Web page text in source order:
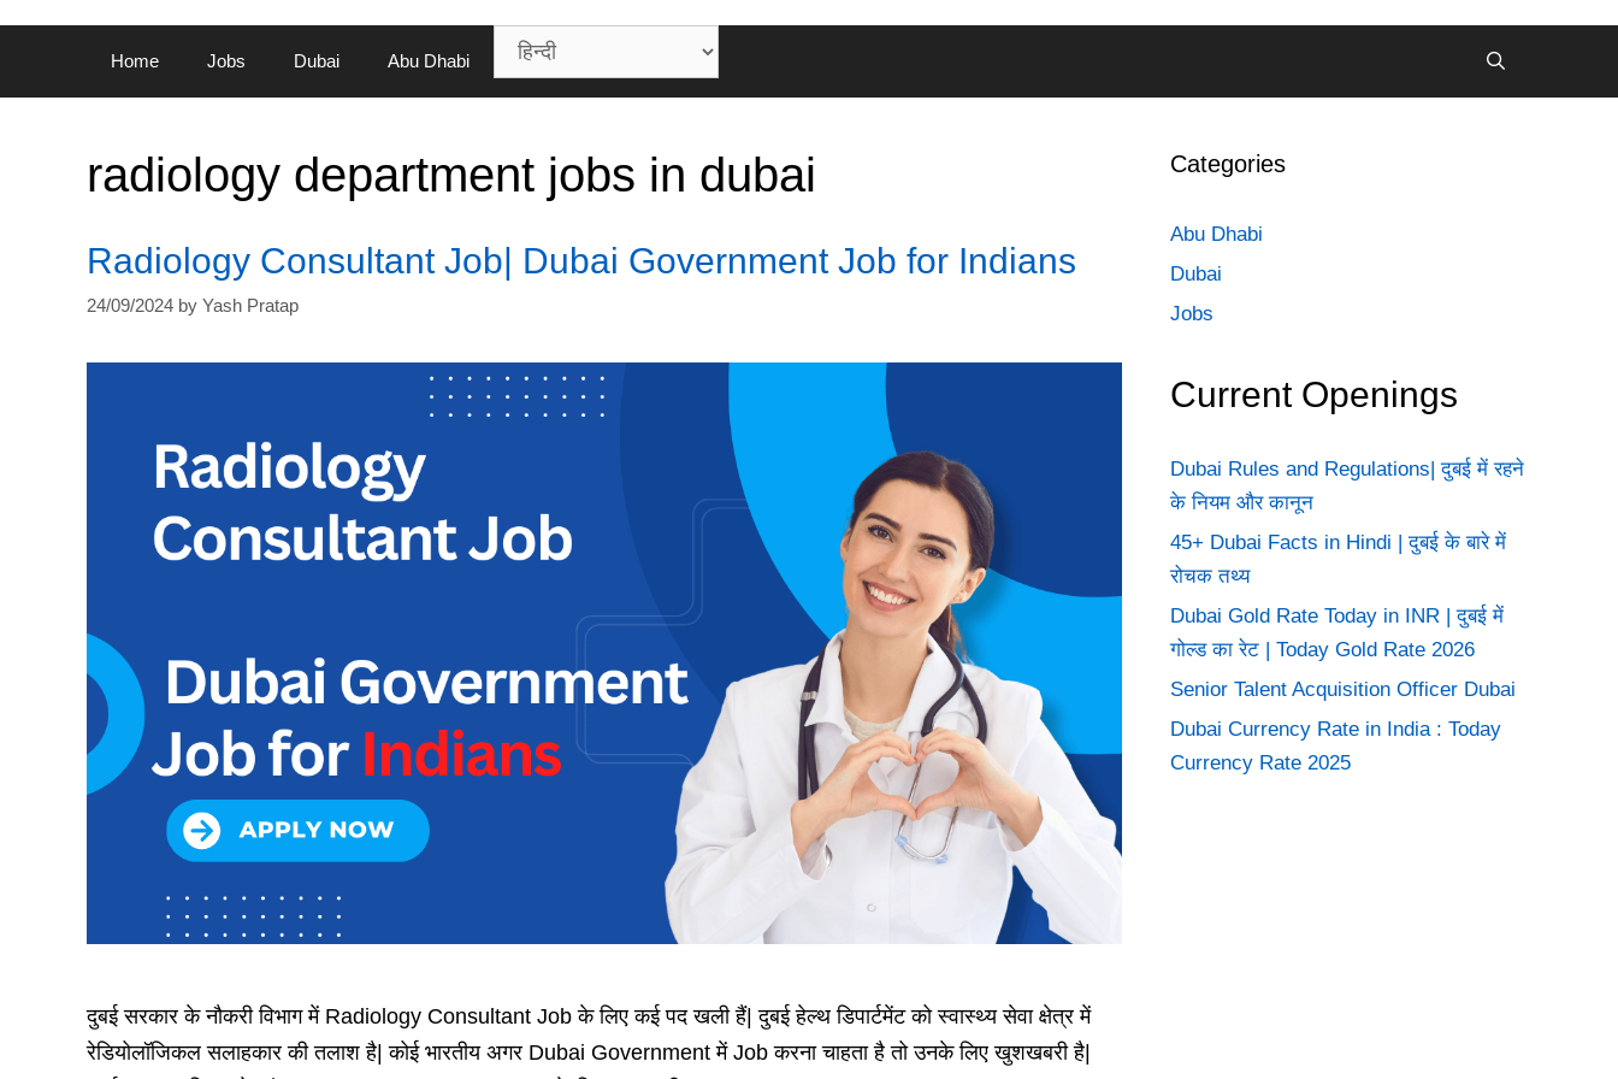
Home Jobs Dubai Abu Dhabi
radiology department jobs in dubai
Radiology Consultant Job| Dubai Government Job for Indians
24/09/2024 by Yash Pratap
दुबई सरकार के नौकरी विभाग में Radiology Consultant Job के लिए कई पद खली हैं| दुबई हेल्थ डिपार्टमेंट को स्वास्थ्य सेवा क्षेत्र में
रेडियोलॉजिकल सलाहकार की तलाश है| कोई भारतीय अगर Dubai Government में Job करना चाहता है तो उनके लिए खुशखबरी है|
Categories
Abu Dhabi
Dubai
Jobs
Current Openings
Dubai Rules and Regulations| दुबई में रहने
के नियम और कानून
45+ Dubai Facts in Hindi | दुबई के बारे में
रोचक तथ्य
Dubai Gold Rate Today in INR | दुबई में
गोल्ड का रेट | Today Gold Rate 2026
Senior Talent Acquisition Officer Dubai
Dubai Currency Rate in India : Today
Currency Rate 2025